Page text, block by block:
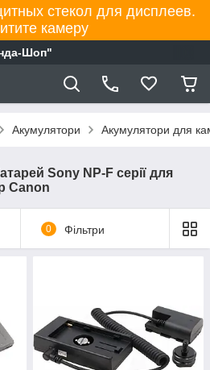
стекол для дисплеев.
камеру
Шоп"
Акумулятори Акумулятори для
Sony NP-F серії для
Canon
0 Фільтри